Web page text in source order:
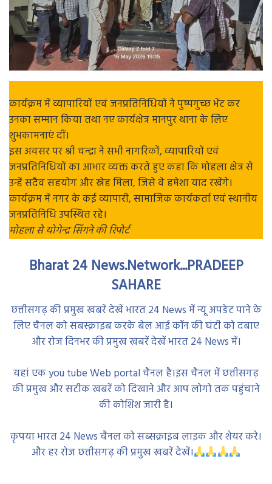
कार्यक्रम में व्यापारियों एवं जनप्रतिनिधियों ने पुष्पगुच्छ भेंट कर
उनका सम्मान किया तथा नए कार्यक्षेत्र मानपुर थाना के लिए
शुभकामनाएं दीं।
इस अवसर पर श्री चन्द्रा ने सभी नागरिकों, व्यापारियों एवं
जनप्रतिनिधियों का आभार व्यक्त करते हुए कहा कि मोहला क्षेत्र से
उन्हें सदैव सहयोग और स्नेह मिला, जिसे वे हमेशा याद रखेंगे।
कार्यक्रम में नगर के कई व्यापारी, सामाजिक कार्यकर्ता एवं स्थानीय
जनप्रतिनिधि उपस्थित रहे।
मोहला से योगेन्द्र सिंगने की रिपोर्ट
Bharat 24 News.Network...PRADEEP
SAHARE
छत्तीसगढ़ की प्रमुख खबरें देखें भारत 24 News में न्यू अपडेट पाने के
लिए चैनल को सबस्क्राइब करके बेल आई कॉन की घंटी को दबाए
और रोज दिनभर की प्रमुख खबरें देखें भारत 24 News में।
यहां एक you tube Web portal चैनल है।इस चैनल में छत्तीसगढ़
की प्रमुख और सटीक खबरें को दिखाने और आप लोगो तक पहुंचाने
की कोशिश जारी है।
कृपया भारत 24 News चैनल को सब्सक्राइब लाइक और शेयर करे।
और हर रोज छत्तीसगढ़ की प्रमुख खबरें देखें।